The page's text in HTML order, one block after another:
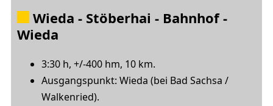
Wieda - Stöberhai - Bahnhof -
Wieda
3:30 h, +/-400 hm, 10 km.
Ausgangspunkt: Wieda (bei Bad Sachsa /
Walkenried).